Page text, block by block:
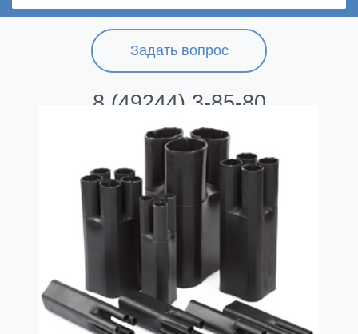
Задать вопрос
8 (49244) 3-85-80